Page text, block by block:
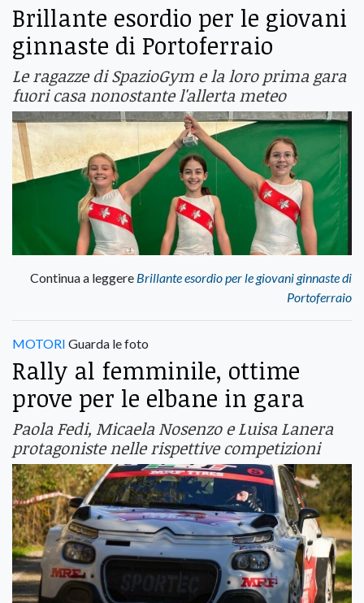
Brillante esordio per le giovani
ginnaste di Portoferraio
Le ragazze di SpazioGym e la loro prima gara
fuori casa nonostante l'allerta meteo
Continua a leggere Brillante esordio per le giovani ginnaste di
Portoferraio
MOTORI Guarda le foto
Rally al femminile, ottime
prove per le elbane in gara
Paola Fedi, Micaela Nosenzo e Luisa Lanera
protagoniste nelle rispettive competizioni